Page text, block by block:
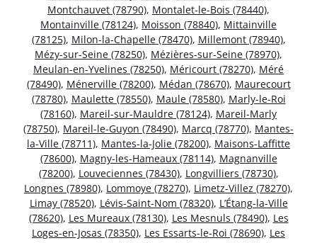
Montchauvet (78790), Montalet-le-Bois (78440),
Montainville (78124), Moisson (78840), Mittainville
(78125), Milon-la-Chapelle (78470), Millemont (78940),
Mézy-sur-Seine (78250), Mézières-sur-Seine (78970),
Meulan-en-Yvelines (78250), Méricourt (78270), Méré
(78490), Ménerville (78200), Médan (78670), Maurecourt
(78780), Maulette (78550), Maule (78580), Marly-le-Roi
(78160), Mareil-sur-Mauldre (78124), Mareil-Marly
(78750), Mareil-le-Guyon (78490), Marcq (78770), Mantes-
la-Ville (78711), Mantes-la-Jolie (78200), Maisons-Laffitte
(78600), Magny-les-Hameaux (78114), Magnanville
(78200), Louveciennes (78430), Longvilliers (78730),
Longnes (78980), Lommoye (78270), Limetz-Villez (78270),
Limay (78520), Lévis-Saint-Nom (78320), L’Étang-la-Ville
(78620), Les Mureaux (78130), Les Mesnuls (78490), Les
Loges-en-Josas (78350), Les Essarts-le-Roi (78690), Les